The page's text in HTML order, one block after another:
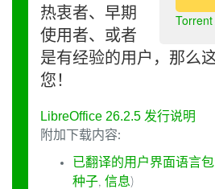
热衷者、早期
使用者、或者
是有经验的用户，那么
您！
LibreOffice 26.2.5 发行说明
附加下载内容:
已翻译的用户界面语言包
种子, 信息)